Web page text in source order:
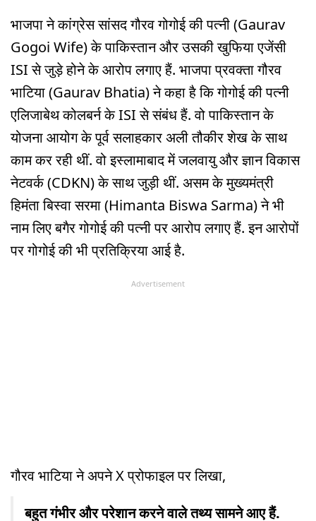
भाजपा ने कांग्रेस सांसद गौरव गोगोई की पत्नी (Gaurav
Gogoi Wife) के पाकिस्तान और उसकी खुफिया एजेंसी
ISI से जुड़े होने के आरोप लगाए हैं. भाजपा प्रवक्ता गौरव
भाटिया (Gaurav Bhatia) ने कहा है कि गोगोई की पत्नी
एलिजाबेथ कोलबर्न के ISI से संबंध हैं. वो पाकिस्तान के
योजना आयोग के पूर्व सलाहकार अली तौकीर शेख के साथ
काम कर रही थीं. वो इस्लामाबाद में जलवायु और ज्ञान विकास
नेटवर्क (CDKN) के साथ जुड़ी थीं. असम के मुख्यमंत्री
हिमंता बिस्वा सरमा (Himanta Biswa Sarma) ने भी
नाम लिए बगैर गोगोई की पत्नी पर आरोप लगाए हैं. इन आरोपों
पर गोगोई की भी प्रतिक्रिया आई है.
Advertisement
गौरव भाटिया ने अपने X प्रोफाइल पर लिखा,
बहुत गंभीर और परेशान करने वाले तथ्य सामने आए हैं.